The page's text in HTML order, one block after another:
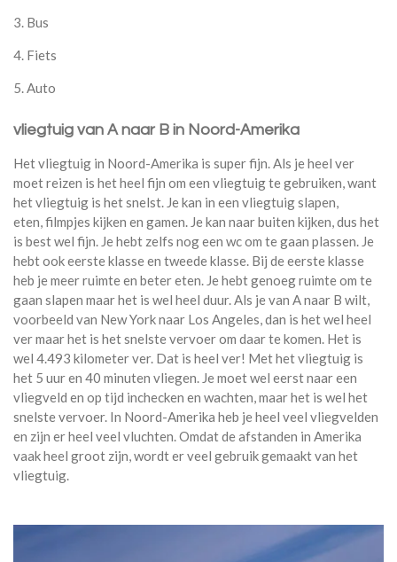
3. Bus
4. Fiets
5. Auto
vliegtuig van A naar B in Noord-Amerika
Het vliegtuig in Noord-Amerika is super fijn. Als je heel ver
moet reizen is het heel fijn om een vliegtuig te gebruiken, want
het vliegtuig is het snelst. Je kan in een vliegtuig slapen,
eten, filmpjes kijken en gamen. Je kan naar buiten kijken, dus het
is best wel fijn. Je hebt zelfs nog een wc om te gaan plassen. Je
hebt ook eerste klasse en tweede klasse. Bij de eerste klasse
heb je meer ruimte en beter eten. Je hebt genoeg ruimte om te
gaan slapen maar het is wel heel duur. Als je van A naar B wilt,
voorbeeld van New York naar Los Angeles, dan is het wel heel
ver maar het is het snelste vervoer om daar te komen. Het is
wel 4.493 kilometer ver. Dat is heel ver! Met het vliegtuig is
het 5 uur en 40 minuten vliegen. Je moet wel eerst naar een
vliegveld en op tijd inchecken en wachten, maar het is wel het
snelste vervoer. In Noord-Amerika heb je heel veel vliegvelden
en zijn er heel veel vluchten. Omdat de afstanden in Amerika
vaak heel groot zijn, wordt er veel gebruik gemaakt van het
vliegtuig.